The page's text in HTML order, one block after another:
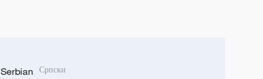
Serbian Српски